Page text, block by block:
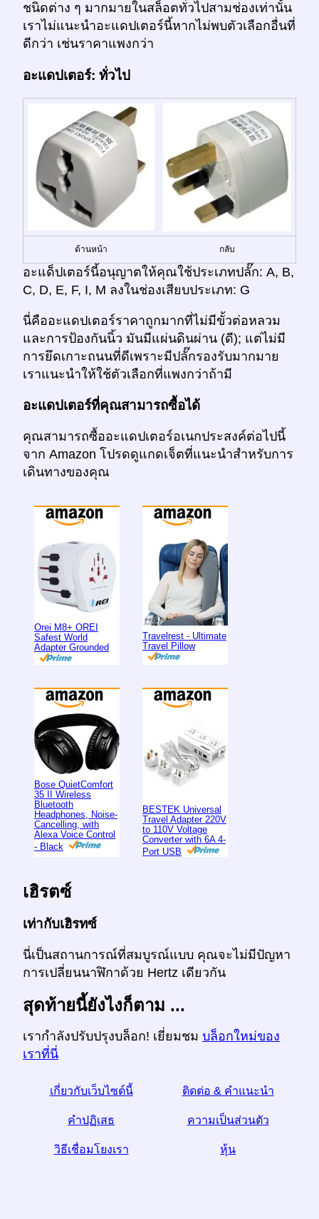
ชนิดต่าง ๆ มากมายในสล็อตทั่วไปสามช่องเท่านั้น
เราไม่แนะนำอะแดปเตอร์นี้หากไม่พบตัวเลือกอื่นที่
ดีกว่า เช่นราคาแพงกว่า
อะแดปเตอร์: ทั่วไป
ด้านหน้า กลับ
อะแด็ปเตอร์นี้อนุญาตให้คุณใช้ประเภทปลั๊ก: A, B,
C, D, E, F, I, M ลงในช่องเสียบประเภท: G
นี่คืออะแดปเตอร์ราคาถูกมากที่ไม่มีขั้วต่อหลวม
และการป้องกันนิ้ว มันมีแผ่นดินผ่าน (ดี); แต่ไม่มี
การยึดเกาะถนนที่ดีเพราะมีปลั๊กรองรับมากมาย
เราแนะนำให้ใช้ตัวเลือกที่แพงกว่าถ้ามี
อะแดปเตอร์ที่คุณสามารถซื้อได้
คุณสามารถซื้ออะแดปเตอร์อเนกประสงค์ต่อไปนี้
จาก Amazon โปรดดูแกดเจ็ตที่แนะนำสำหรับการ
เดินทางของคุณ
Orei M8+ OREI
Safest World
Adapter Grounded
Travelrest - Ultimate
Travel Pillow
Bose QuietComfort
35 II Wireless
Bluetooth
Headphones, Noise-
Cancelling, with
Alexa Voice Control
- Black
BESTEK Universal
Travel Adapter 220V
to 110V Voltage
Converter with 6A 4-
Port USB
เฮิรตซ์
เท่ากับเฮิรทซ์
นี่เป็นสถานการณ์ที่สมบูรณ์แบบ คุณจะไม่มีปัญหา
การเปลี่ยนนาฬิกาด้วย Hertz เดียวกัน
สุดท้ายนี้ยังไงก็ตาม ...
เรากำลังปรับปรุงบล็อก! เยี่ยมชม บล็อกใหม่ของ
เราที่นี่
เกี่ยวกับเว็บไซต์นี้ ติดต่อ & คำแนะนำ
คำปฏิเสธ ความเป็นส่วนตัว
วิธีเชื่อมโยงเรา หุ้น